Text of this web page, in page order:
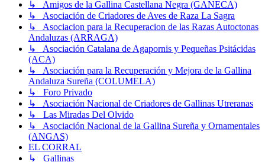
↳ Amigos de la Gallina Castellana Negra (GANECA)
↳ Asociación de Criadores de Aves de Raza La Sagra
↳ Asociacion para la Recuperacion de las Razas Autoctonas
Andaluzas (ARRAGA)
↳ Asociación Catalana de Agapornis y Pequeñas Psitácidas
(ACA)
↳ Asociación para la Recuperación y Mejora de la Gallina
Andaluza Sureña (COLUMELA)
↳ Foro Privado
↳ Asociación Nacional de Criadores de Gallinas Utreranas
↳ Las Miradas Del Olvido
↳ Asociación Nacional de la Gallina Sureña y Ornamentales
(ANGAS)
EL CORRAL
↳ Gallinas